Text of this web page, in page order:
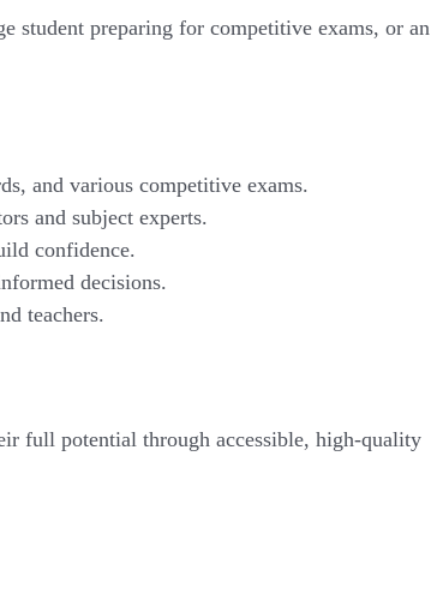
student preparing for competitive exams, or an
and various competitive exams.
and subject experts.
confidence.
decisions.
teachers.
full potential through accessible, high-quality